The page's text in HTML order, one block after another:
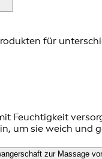
für
Feuchtigkeit
um sie weich und
zur Massage